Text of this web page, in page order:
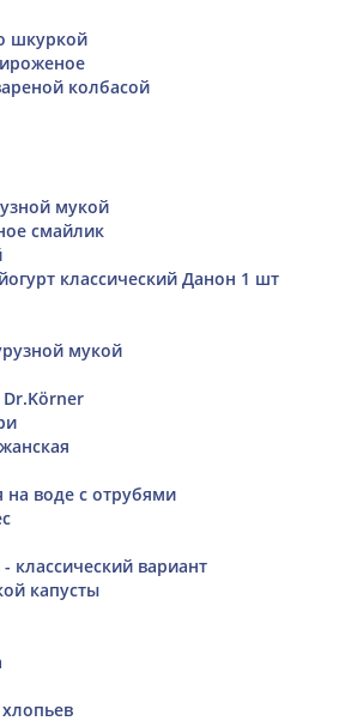
шкуркой
колбасой
мукой
смайлик
классический Данон 1 шт
мукой
воде с отрубями
классический вариант
капусты